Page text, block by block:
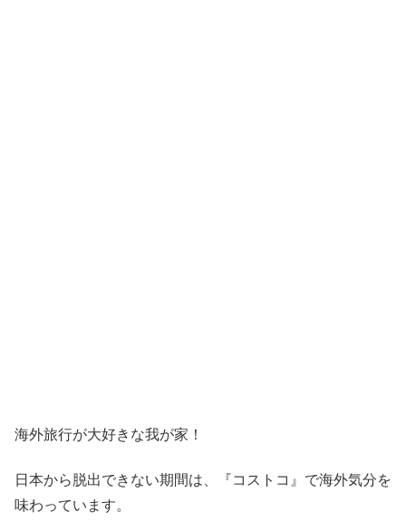
海外旅行が大好きな我が家！
日本から脱出できない期間は、『コストコ』 で海外気分を
味わっています。